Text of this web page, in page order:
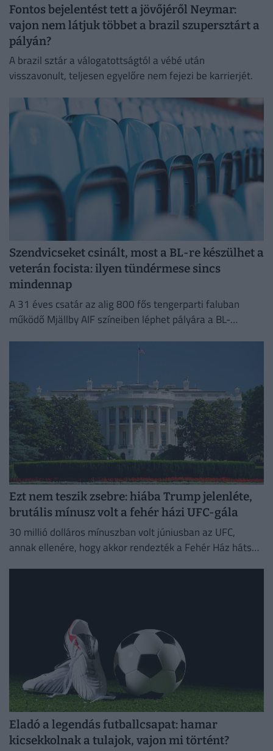
Fontos bejelentést tett a jövőjéről Neymar:
vajon nem látjuk többet a brazil szupersztárt a
pályán?
A brazil sztár a válogatottságtól a vébé után
visszavonult, teljesen egyelőre nem fejezi be karrierjét.
Szendvicseket csinált, most a BL-re készülhet a
veterán focista: ilyen tündérmese sincs
mindennap
A 31 éves csatár az alig 800 fős tengerparti faluban
működő Mjällby AIF színeiben léphet pályára a BL-
Ezt nem teszik zsebre: hiába Trump jelenléte,
brutális mínusz volt a fehér házi UFC-gála
30 millió dolláros mínuszban volt júniusban az UFC,
annak ellenére, hogy akkor rendezték a Fehér Ház hátsó
Eladó a legendás futballcsapat: hamar
kicsekkolnak a tulajok, vajon mi történt?